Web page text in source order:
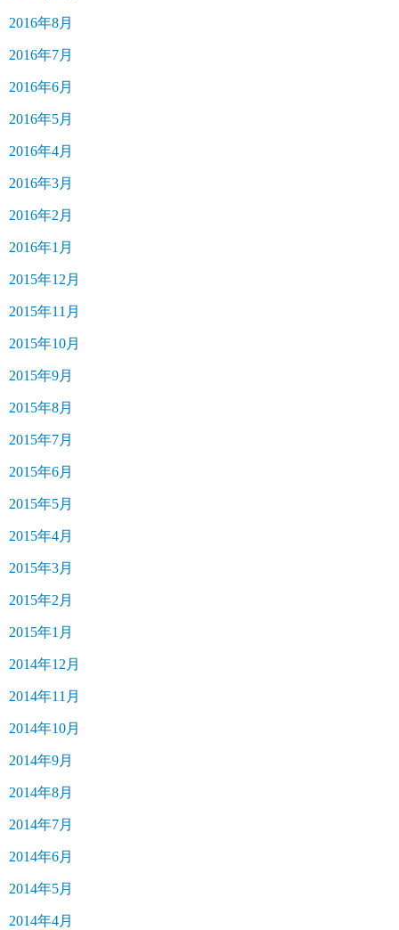
2016年8月
2016年7月
2016年6月
2016年5月
2016年4月
2016年3月
2016年2月
2016年1月
2015年12月
2015年11月
2015年10月
2015年9月
2015年8月
2015年7月
2015年6月
2015年5月
2015年4月
2015年3月
2015年2月
2015年1月
2014年12月
2014年11月
2014年10月
2014年9月
2014年8月
2014年7月
2014年6月
2014年5月
2014年4月